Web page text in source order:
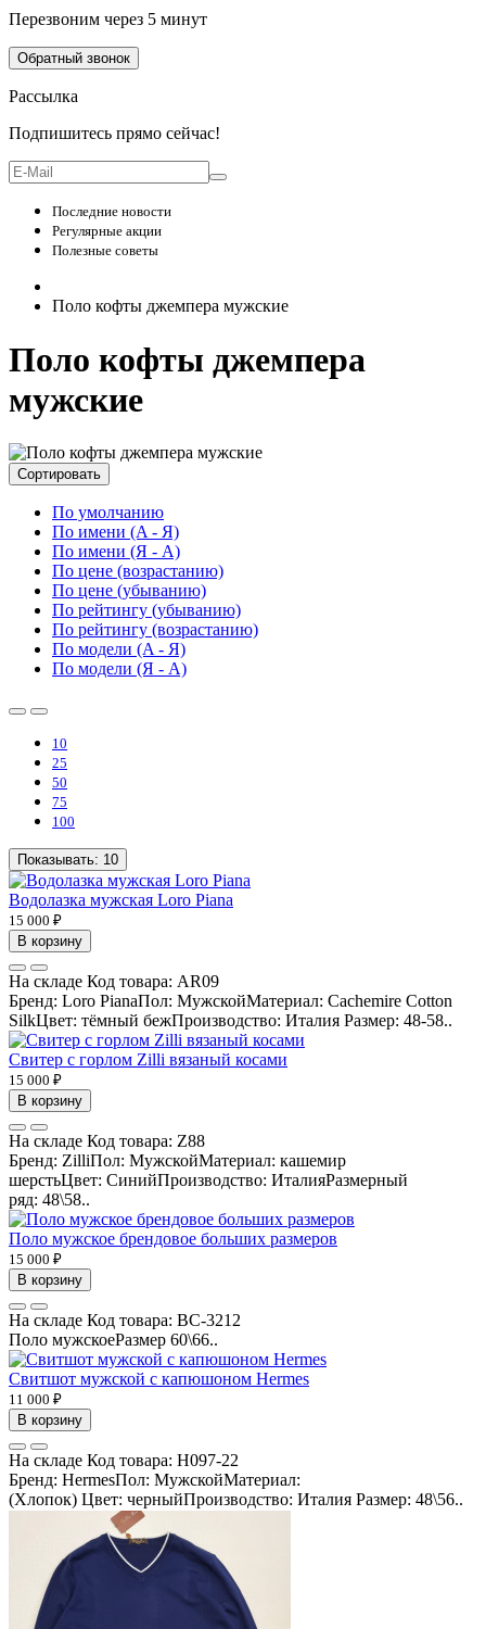
Перезвоним через 5 минут
Обратный звонок
Рассылка
Подпишитесь прямо сейчас!
Последние новости
Регулярные акции
Полезные советы
Поло кофты джемпера мужские
Поло кофты джемпера
мужские
Сортировать
По умолчанию
По имени (A - Я)
По имени (Я - A)
По цене (возрастанию)
По цене (убыванию)
По рейтингу (убыванию)
По рейтингу (возрастанию)
По модели (A - Я)
По модели (Я - A)
10
25
50
75
100
Показывать: 10
Водолазка мужская Loro Piana
15 000 ₽
В корзину
На складе Код товара: AR09
Бренд: Loro PianaПол: МужскойМатериал: Cachemire Cotton
SilkЦвет: тёмный бежПроизводство: Италия Размер: 48-58..
Свитер с горлом Zilli вязаный косами
15 000 ₽
В корзину
На складе Код товара: Z88
Бренд: ZilliПол: МужскойМатериал: кашемир
шерстьЦвет: СинийПроизводство: ИталияРазмерный
ряд: 48\58..
Поло мужское брендовое больших размеров
15 000 ₽
В корзину
На складе Код товара: BC-3212
Поло мужскоеРазмер 60\66..
Свитшот мужской с капюшоном Hermes
11 000 ₽
В корзину
На складе Код товара: H097-22
Бренд: HermesПол: МужскойМатериал:
(Хлопок) Цвет: черныйПроизводство: Италия Размер: 48\56..